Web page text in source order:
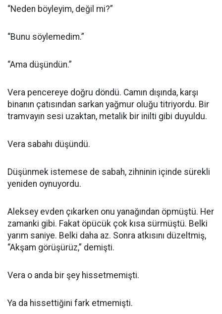
“Neden böyleyim, değil mi?”
“Bunu söylemedim.”
“Ama düşündün.”
Vera pencereye doğru döndü. Camın dışında, karşı
binanın çatısından sarkan yağmur oluğu titriyordu. Bir
tramvayın sesi uzaktan, metalik bir inilti gibi duyuldu.
Vera sabahı düşündü.
Düşünmek istemese de sabah, zihninin içinde sürekli
yeniden oynuyordu.
Aleksey evden çıkarken onu yanağından öpmüştü. Her
zamanki gibi. Fakat öpücük çok kısa sürmüştü. Belki
yarım saniye. Belki daha az. Sonra atkısını düzeltmiş,
“Akşam görüşürüz,” demişti.
Vera o anda bir şey hissetmemişti.
Ya da hissettiğini fark etmemişti.